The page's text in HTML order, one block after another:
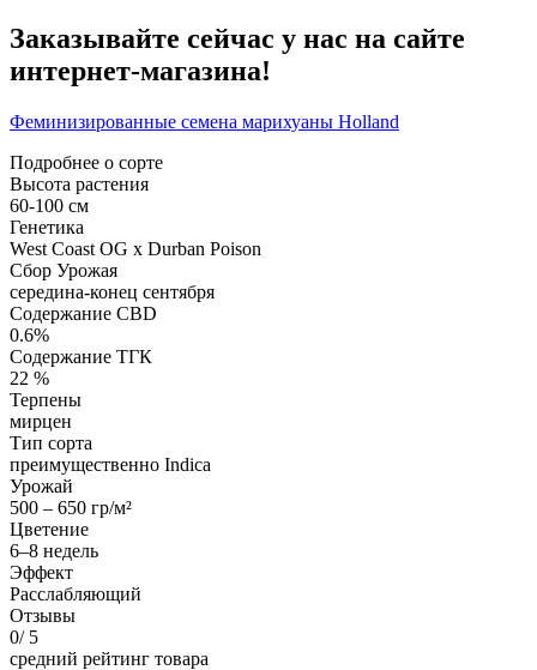
Заказывайте сейчас у нас на сайте
интернет-магазина!
Феминизированные семена марихуаны Holland
Подробнее о сорте
Высота растения
60-100 см
Генетика
West Coast OG x Durban Poison
Сбор Урожая
середина-конец сентября
Содержание CBD
0.6%
Содержание ТГК
22 %
Терпены
мирцен
Тип сорта
преимущественно Indica
Урожай
500 – 650 гр/м²
Цветение
6–8 недель
Эффект
Расслабляющий
Отзывы
0/ 5
средний рейтинг товара